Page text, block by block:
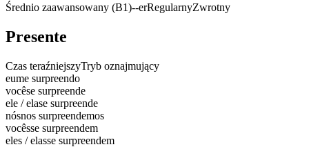
Średnio zaawansowany (B1)--erRegularnyZwrotny
Presente
Czas teraźniejszyTryb oznajmujący
eume surpreendo
vocêse surpreende
ele / elase surpreende
nósnos surpreendemos
vocêsse surpreendem
eles / elasse surpreendem